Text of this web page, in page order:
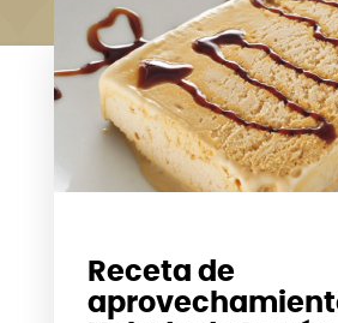
Receta de